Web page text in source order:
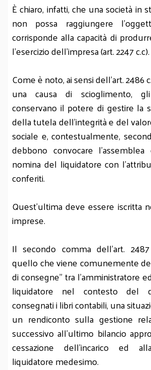
È chiaro, infatti, che una società in
non possa raggiungere
corrisponde alla capacità di
l’esercizio dell’impresa (art. 2247 c.c).
Come è noto, ai sensi dell’art. 2486
una causa di scioglimento, gli
conservano il potere di gestire la
della tutela dell’integrità e del
sociale e, contestualmente,
debbono convocare
nomina del liquidatore con
conferiti.
Quest’ultima deve essere iscritta
imprese.
Il secondo comma dell’art. 2487
quello che viene comunemente
di consegne” tra l’amministratore
liquidatore nel contesto del
consegnati i libri contabili, una
un rendiconto sulla gestione
successivo all’ultimo bilancio
cessazione dell’incarico ed
liquidatore medesimo.